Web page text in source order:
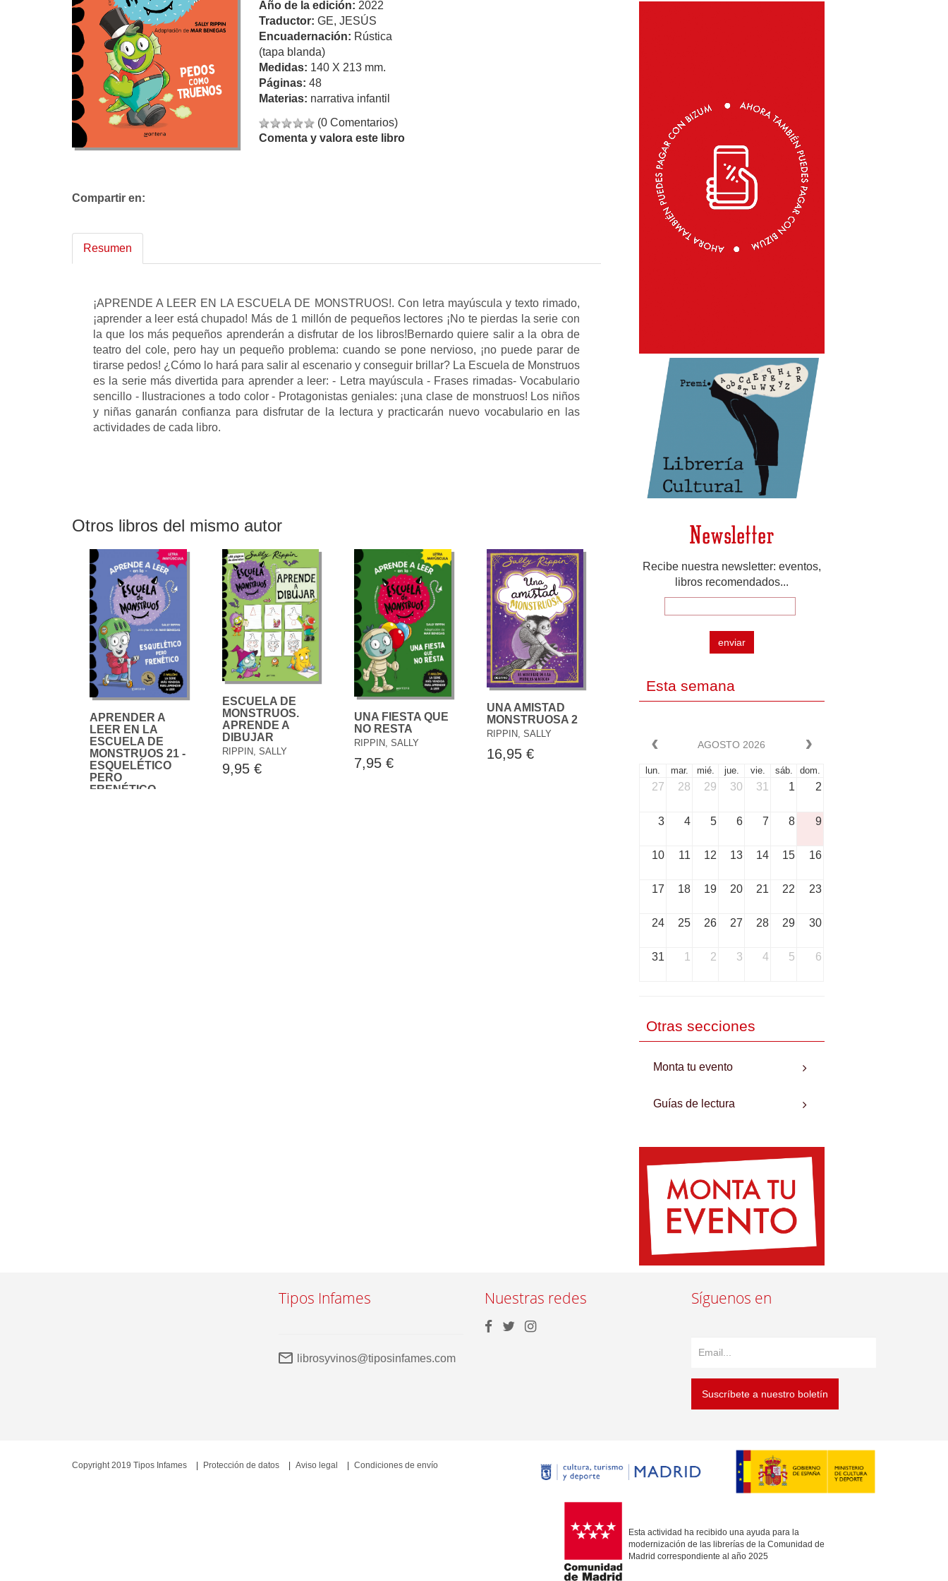
Año de la edición: 2022
Traductor: GE, JESÚS
Encuadernación: Rústica
(tapa blanda)
Medidas: 140 X 213 mm.
Páginas: 48
Materias: narrativa infantil
(0 Comentarios)
Comenta y valora este libro
Compartir en:
Resumen
¡APRENDE A LEER EN LA ESCUELA DE MONSTRUOS!. Con letra mayúscula y texto rimado,
¡aprender a leer está chupado! Más de 1 millón de pequeños lectores ¡No te pierdas la serie con
la que los más pequeños aprenderán a disfrutar de los libros!Bernardo quiere salir a la obra de
teatro del cole, pero hay un pequeño problema: cuando se pone nervioso, ¡no puede parar de
tirarse pedos! ¿Cómo lo hará para salir al escenario y conseguir brillar? La Escuela de Monstruos
es la serie más divertida para aprender a leer: - Letra mayúscula - Frases rimadas- Vocabulario
sencillo - Ilustraciones a todo color - Protagonistas geniales: ¡una clase de monstruos! Los niños
y niñas ganarán confianza para disfrutar de la lectura y practicarán nuevo vocabulario en las
actividades de cada libro.
Otros libros del mismo autor
APRENDER A
LEER EN LA
ESCUELA DE
MONSTRUOS 21 -
ESQUELÉTICO
PERO
FRENÉTICO
ESCUELA DE
MONSTRUOS.
APRENDE A
DIBUJAR
RIPPIN, SALLY
9,95 €
UNA FIESTA QUE
NO RESTA
RIPPIN, SALLY
7,95 €
UNA AMISTAD
MONSTRUOSA 2
RIPPIN, SALLY
16,95 €
Newsletter
Recibe nuestra newsletter: eventos,
libros recomendados...
enviar
Esta semana
AGOSTO 2026
lun. mar. mié. jue. vie. sáb. dom.
27 28 29 30 31 1 2
3 4 5 6 7 8 9
10 11 12 13 14 15 16
17 18 19 20 21 22 23
24 25 26 27 28 29 30
31 1 2 3 4 5 6
Otras secciones
Monta tu evento
Guías de lectura
Tipos Infames
librosyvinos@tiposinfames.com
Nuestras redes Síguenos en
Suscríbete a nuestro boletín
Esta actividad ha recibido una ayuda para la
modernización de las librerías de la Comunidad de
Madrid correspondiente al año 2025
Copyright 2019 Tipos Infames Protección de datos Aviso legal Condiciones de envío